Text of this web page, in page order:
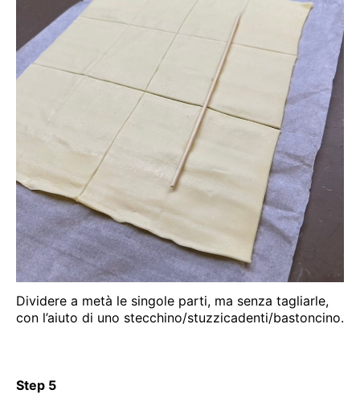
Dividere a metà le singole parti, ma senza tagliarle,
con l’aiuto di uno stecchino/stuzzicadenti/bastoncino.
Step 5